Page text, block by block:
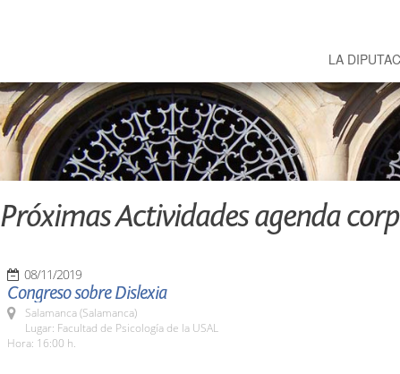
LA
Próximas Actividades agenda
08/11/2019
Congreso sobre Dislexia
Salamanca (Salamanca)
Lugar: Facultad de Psicología de la USAL
Hora: 16:00 h.